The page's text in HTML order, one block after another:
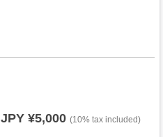
JPY ¥5,000 (10% tax included)